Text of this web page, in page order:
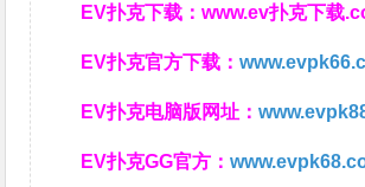
EV扑克下载：www.ev扑克下载
EV扑克官方下载：
EV扑克电脑版网址：
EV扑克GG官方：